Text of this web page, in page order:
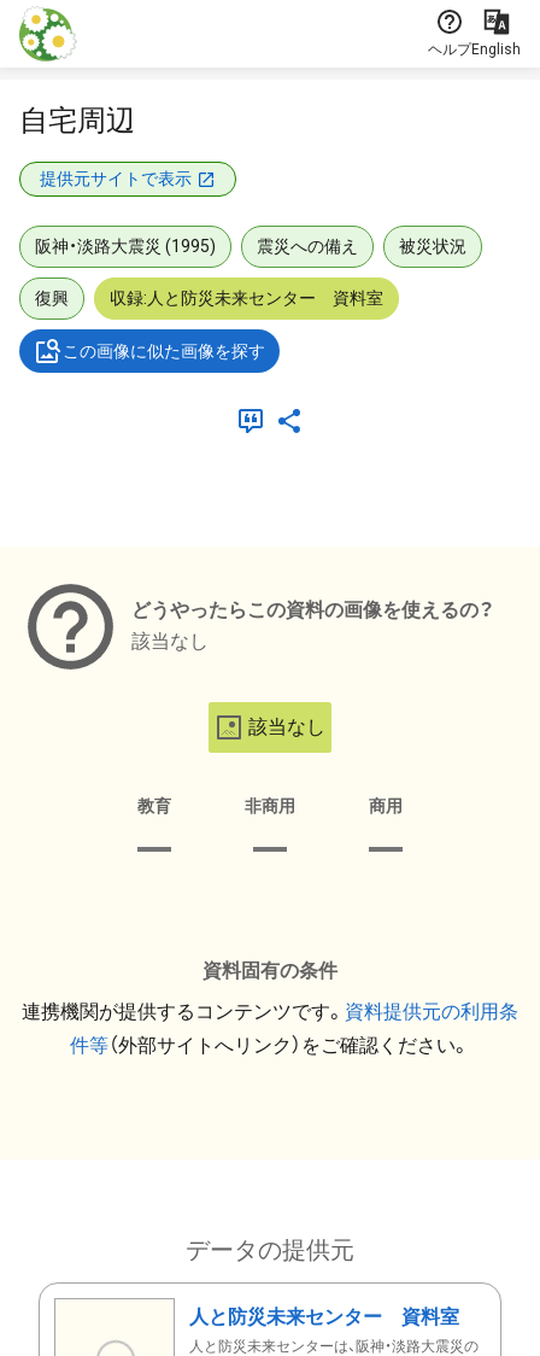
本文に飛ぶ
ヘルプEnglish
自宅周辺
提供元サイトで表示
阪神・淡路大震災 (1995) 震災への備え 被災状況
復興 収録:人と防災未来センター 資料室
この画像に似た画像を探す
どうやったらこの資料の画像を使えるの？
該当なし
該当なし
教育 非商用 商用
資料固有の条件
連携機関が提供するコンテンツです。 資料提供元の利用条
件等（外部サイトへリンク）をご確認ください。
データの提供元
人と防災未来センター 資料室
人と防災未来センターは、阪神・淡路大震災の